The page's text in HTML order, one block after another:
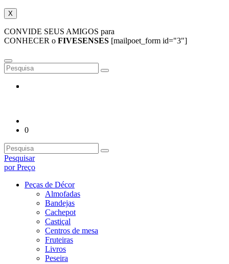
X
CONVIDE SEUS AMIGOS para
CONHECER o FIVESENSES [mailpoet_form id="3"]
0
Pesquisar
por Preço
Peças de Décor
Almofadas
Bandejas
Cachepot
Castiçal
Centros de mesa
Fruteiras
Livros
Peseira